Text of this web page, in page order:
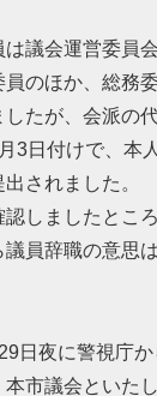
は議会運営委員
員のほか、総務
たが、会派の
3日付けで、本
されました。
認しましたとこ
員辞職の意思
日夜に警視庁
市議会といた